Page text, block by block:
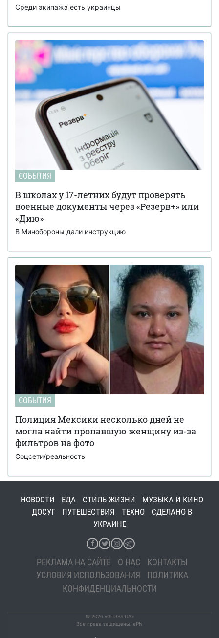
Среди экипажа есть украинцы
СОБЫТИЯ
В школах у 17-летних будут проверять
военные документы через «Резерв+» или
«Дию»
В Минобороны дали инструкцию
СОБЫТИЯ
Полиция Мексики несколько дней не
могла найти пропавшую женщину из-за
фильтров на фото
Соцсети/реальность
НОВОСТИ ЕДА СТИЛЬ ЖИЗНИ
МУЗЫКА И КИНО
ДОСУГ
ПУТЕШЕСТВИЯ ТЕХНО
СДЕЛАНО В
УКРАИНЕ
РЕКЛАМА НА САЙТЕ О НАС
КОНТАКТЫ
УСЛОВИЯ ИСПОЛЬЗОВАНИЯ
ПОЛИТИКА
КОНФИДЕНЦИАЛЬНОСТИ
© 2026 «GLOSS.UA»
Все права защищены. ePN